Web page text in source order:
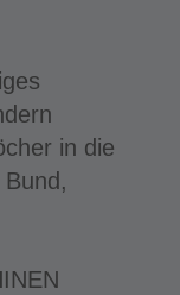
in die